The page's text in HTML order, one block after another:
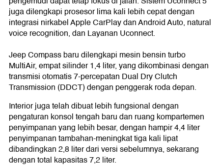
juga dilengkapi prosesor lima kali lebih cepat dengan
integrasi nirkabel Apple CarPlay dan Android Auto, natural
voice recognition, dan Layanan Uconnect.
Jeep Compass baru dilengkapi mesin bensin turbo
MultiAir, empat silinder 1,4 liter, yang dikombinasi dengan
transmisi otomatis 7-percepatan Dual Dry Clutch
Transmission (DDCT) dengan penggerak roda depan.
Interior juga telah dibuat lebih fungsional dengan
pengaturan konsol tengah baru dan ruang kompartemen
penyimpanan yang lebih besar, dengan hampir 4,4 liter
penyimpanan tambahan-meningkat tiga kali lipat
dibandingkan 2,8 liter dari versi sebelumnya, sekarang
dengan total kapasitas 7,2 liter.